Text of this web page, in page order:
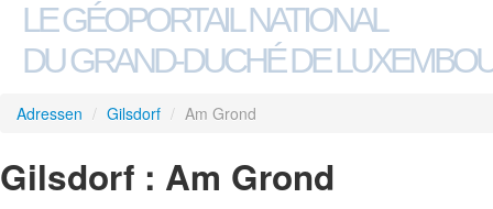
LE GÉOPORTAIL NATIONAL
DU GRAND-DUCHÉ DE
Adressen / Gilsdorf / Am Grond
Gilsdorf : Am Grond